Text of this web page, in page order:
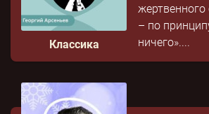
Классика
– по
ничего»....